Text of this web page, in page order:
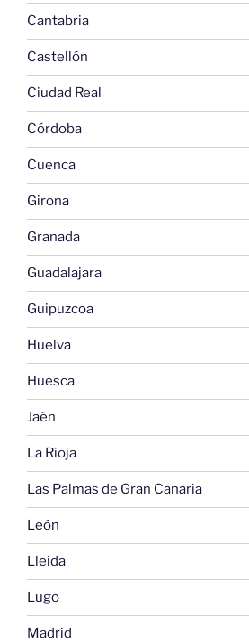
Cantabria
Castellón
Ciudad Real
Córdoba
Cuenca
Girona
Granada
Guadalajara
Guipuzcoa
Huelva
Huesca
Jaén
La Rioja
Las Palmas de Gran Canaria
León
Lleida
Lugo
Madrid